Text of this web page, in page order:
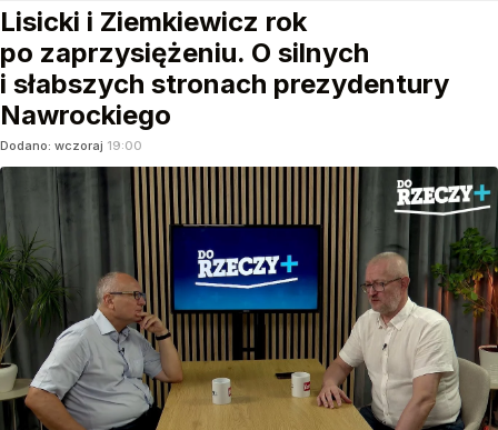
Lisicki i Ziemkiewicz rok
po zaprzysiężeniu. O silnych
i słabszych stronach prezydentury
Nawrockiego
Dodano: wczoraj 19:00